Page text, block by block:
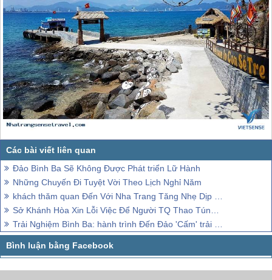
Đảo Bình Ba Sẽ Không Được Phát triển Lữ Hành
Những Chuyến Đi Tuyệt Vời Theo Lịch Nghỉ Năm
khách thăm quan Đến Với Nha Trang Tăng Nhẹ Dịp Tết Dương Lịch
Sở Khánh Hòa Xin Lỗi Việc Để Người TQ Thao Túng trải nghiệm
Trải Nghiệm Bình Ba: hành trình Đến Đảo 'Cấm' trải nghiệm